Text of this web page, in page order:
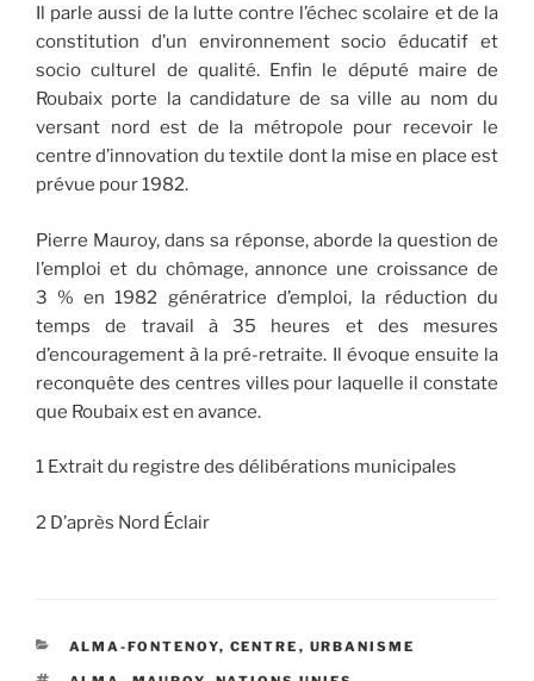
Il parle aussi de la lutte contre l’échec scolaire et de la
constitution d’un environnement socio éducatif et
socio culturel de qualité. Enfin le député maire de
Roubaix porte la candidature de sa ville au nom du
versant nord est de la métropole pour recevoir le
centre d’innovation du textile dont la mise en place est
prévue pour 1982.
Pierre Mauroy, dans sa réponse, aborde la question de
l’emploi et du chômage, annonce une croissance de
3 % en 1982 génératrice d’emploi, la réduction du
temps de travail à 35 heures et des mesures
d’encouragement à la pré-retraite. Il évoque ensuite la
reconquête des centres villes pour laquelle il constate
que Roubaix est en avance.
1 Extrait du registre des délibérations municipales
2 D’après Nord Éclair
CATÉGORIES
ALMA-FONTENOY, CENTRE , URBANISME